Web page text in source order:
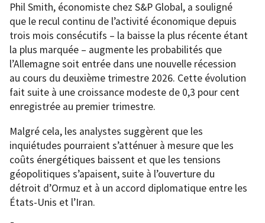
Phil Smith, économiste chez S&P Global, a souligné
que le recul continu de l’activité économique depuis
trois mois consécutifs – la baisse la plus récente étant
la plus marquée – augmente les probabilités que
l’Allemagne soit entrée dans une nouvelle récession
au cours du deuxième trimestre 2026. Cette évolution
fait suite à une croissance modeste de 0,3 pour cent
enregistrée au premier trimestre.
Malgré cela, les analystes suggèrent que les
inquiétudes pourraient s’atténuer à mesure que les
coûts énergétiques baissent et que les tensions
géopolitiques s’apaisent, suite à l’ouverture du
détroit d’Ormuz et à un accord diplomatique entre les
États-Unis et l’Iran.